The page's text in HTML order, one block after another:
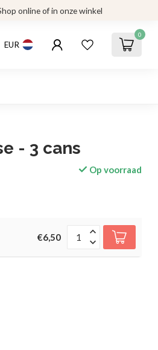
online of in onze winkel
EUR
0
- 3 cans
Op voorraad
€6,50